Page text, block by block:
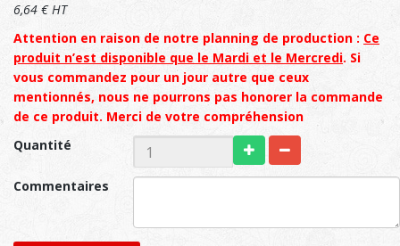
6,64 € HT
Attention en raison de notre planning de production : Ce
produit n’est disponible que le Mardi et le Mercredi. Si
vous commandez pour un jour autre que ceux
mentionnés, nous ne pourrons pas honorer la commande
de ce produit. Merci de votre compréhension
Quantité
Commentaires